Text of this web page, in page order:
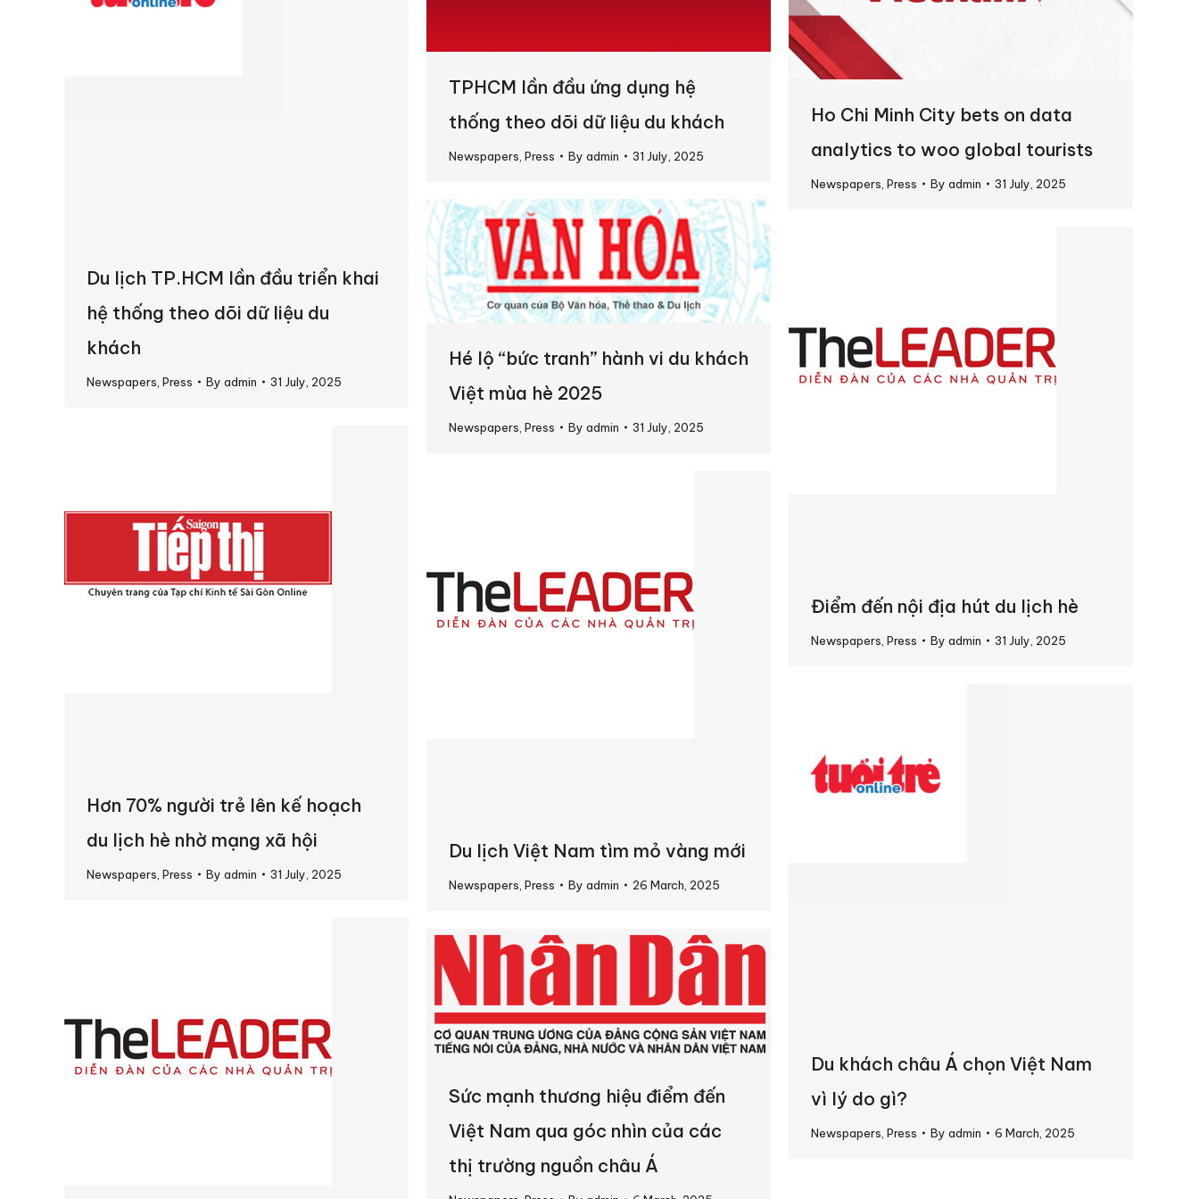
Du lịch TP.HCM lần đầu triển khai
hệ thống theo dõi dữ liệu du
khách
Newspapers Press By admin 31 July, 2025
TPHCM lần đầu ứng dụng hệ
thống theo dõi dữ liệu du khách
Newspapers Press By admin 31 July, 2025
Ho Chi Minh City bets on data
analytics to woo global tourists
Newspapers Press By admin 31 July, 2025
Hé lộ “bức tranh” hành vi du khách
Việt mùa hè 2025
Newspapers Press By admin 31 July, 2025
Điểm đến nội địa hút du lịch hè
Newspapers Press By admin 31 July, 2025
Hơn 70% người trẻ lên kế hoạch
du lịch hè nhờ mạng xã hội
Newspapers Press By admin 31 July, 2025
Du lịch Việt Nam tìm mỏ vàng mới
Newspapers Press By admin 26 March, 2025
Du khách châu Á chọn Việt Nam
vì lý do gì?
Newspapers Press By admin 6 March, 2025
Sức mạnh thương hiệu điểm đến
Việt Nam qua góc nhìn của các
thị trường nguồn châu Á